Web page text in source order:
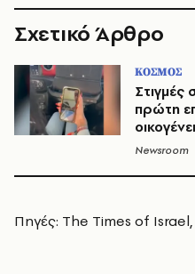
Σχετικό Άρθρο
ΚΟΣΜΟΣ
Στιγμές
πρώτη
Newsroom
Πηγές: The Times of